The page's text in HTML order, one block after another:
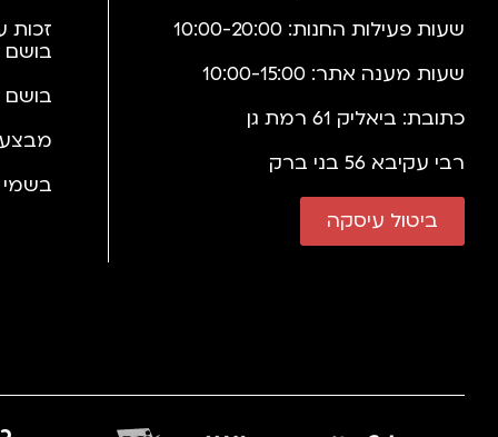
שעות פעילות החנות: 10:00-20:00
שעות מענה אתר: 10:00-15:00
כתובת: ביאליק 61 רמת גן
רבי עקיבא 56 בני ברק
ביטול עיסקה
זכות
בושם
בושם
בשמי